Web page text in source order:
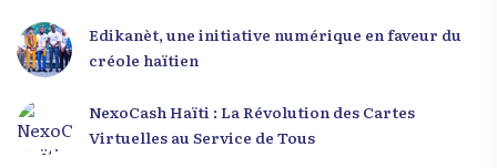
Edikanèt, une initiative numérique en faveur du
créole haïtien
NexoCash Haïti : La Révolution des Cartes
Virtuelles au Service de Tous